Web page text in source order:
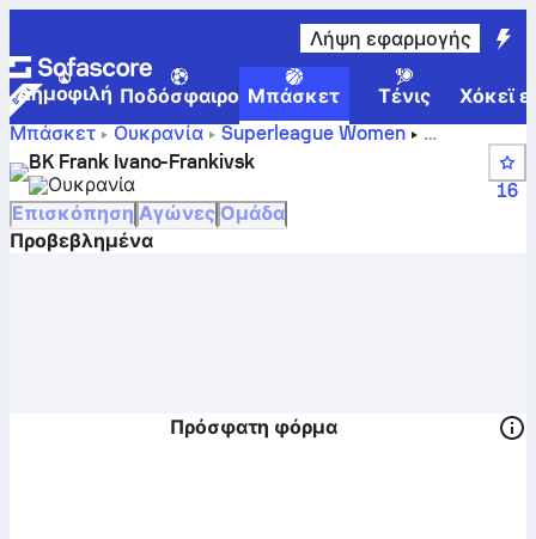
Λήψη εφαρμογής
Δημοφιλή Ποδόσφαιρο Μπάσκετ Τένις
Χόκεϊ
Μπάσκετ
Ουκρανία
Superleague Women
Βαθμολογίες, θέσεις, πρόγραμμα και παίκτες της BK
Frank Ivano-Frankivsk
BK Frank Ivano-Frankivsk
Ουκρανία
16
Επισκόπηση Αγώνες Ομάδα
Προβεβλημένα
Πρόσφατη φόρμα